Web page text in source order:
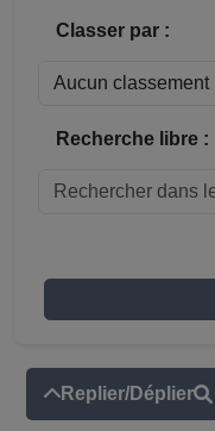
Classer par :
Recherche libre :
Replier/Déplier